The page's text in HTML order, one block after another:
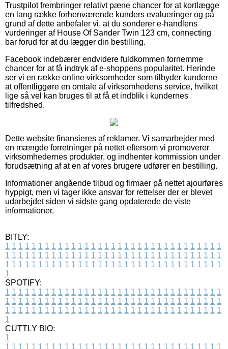
Trustpilot frembringer relativt pæne chancer for at kortlægge
en lang række forhenværende kunders evalueringer og på
grund af dette anbefaler vi, at du sonderer e-handlens
vurderinger af House Of Sander Twin 123 cm, connecting
bar forud for at du lægger din bestilling.
Facebook indebærer endvidere fuldkommen fornemme
chancer for at få indtryk af e-shoppens popularitet. Herinde
ser vi en række online virksomheder som tilbyder kunderne
at offentliggøre en omtale af virksomhedens service, hvilket
lige så vel kan bruges til at få et indblik i kundernes
tilfredshed.
Dette website finansieres af reklamer. Vi samarbejder med
en mængde forretninger på nettet eftersom vi promoverer
virksomhedernes produkter, og indhenter kommission under
forudsætning af at en af vores brugere udfører en bestilling.
Informationer angående tilbud og firmaer på nettet ajourføres
hyppigt, men vi tager ikke ansvar for rettelser der er blevet
udarbejdet siden vi sidste gang opdaterede de viste
informationer.
BITLY:
1 1 1 1 1 1 1 1 1 1 1 1 1 1 1 1 1 1 1 1 1 1 1 1 1 1 1 1 1 1 1 1 1
1 1 1 1 1 1 1 1 1 1 1 1 1 1 1 1 1 1 1 1 1 1 1 1 1 1 1 1 1 1 1 1 1
1 1 1 1 1 1 1 1 1 1 1 1 1 1 1 1 1 1 1 1 1 1 1 1 1 1 1 1 1 1 1 1 1
1
SPOTIFY:
1 1 1 1 1 1 1 1 1 1 1 1 1 1 1 1 1 1 1 1 1 1 1 1 1 1 1 1 1 1 1 1 1
1 1 1 1 1 1 1 1 1 1 1 1 1 1 1 1 1 1 1 1 1 1 1 1 1 1 1 1 1 1 1 1 1
1 1 1 1 1 1 1 1 1 1 1 1 1 1 1 1 1 1 1 1 1 1 1 1 1 1 1 1 1 1 1 1 1
1
CUTTLY BIO:
1
1 1 1 1 1 1 1 1 1 1 1 1 1 1 1 1 1 1 1 1 1 1 1 1 1 1 1 1 1 1 1 1 1